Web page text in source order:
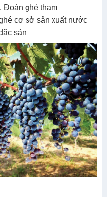
Đoàn ghé tham
cơ sở sản xuất nước
sản